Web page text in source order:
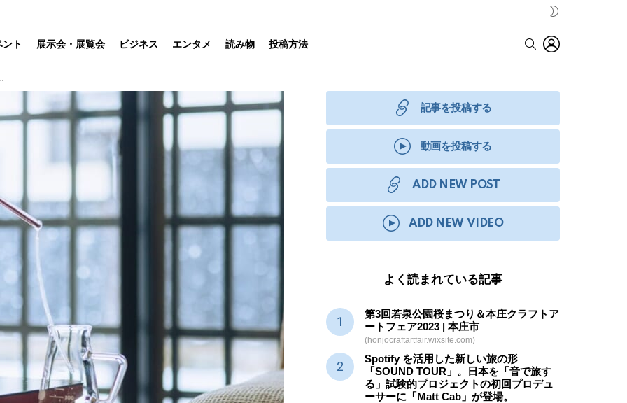
SKIN
ント 展示会・展覧会 ビジネス エンタメ 読み物 投稿方法 SEARCH
記事を投稿する
動画を投稿する
ADD NEW POST
ADD NEW VIDEO
よく読まれている記事
第3回若泉公園桜まつり＆本庄クラフトア
ートフェア2023 | 本庄市
(honjocraftartfair.wixsite.com)
Spotify を活用した新しい旅の形
「SOUND TOUR」。日本を「音で旅す
る」試験的プロジェクトの初回プロデュ
ーサーに「Matt Cab」が登場。